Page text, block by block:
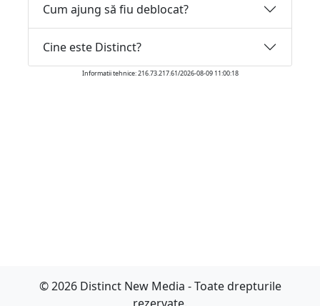
Cum ajung să fiu deblocat?
Cine este Distinct?
Informatii tehnice: 216.73.217.61/2026-08-09 11:00:18
© 2026 Distinct New Media - Toate drepturile